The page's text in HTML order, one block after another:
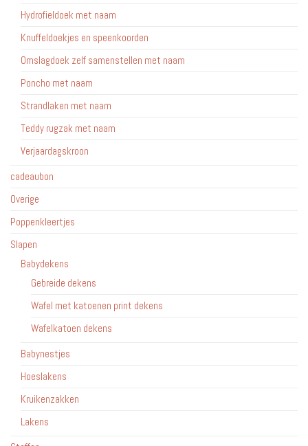
Hydrofieldoek met naam
Knuffeldoekjes en speenkoorden
Omslagdoek zelf samenstellen met naam
Poncho met naam
Strandlaken met naam
Teddy rugzak met naam
Verjaardagskroon
cadeaubon
Overige
Poppenkleertjes
Slapen
Babydekens
Gebreide dekens
Wafel met katoenen print dekens
Wafelkatoen dekens
Babynestjes
Hoeslakens
Kruikenzakken
Lakens